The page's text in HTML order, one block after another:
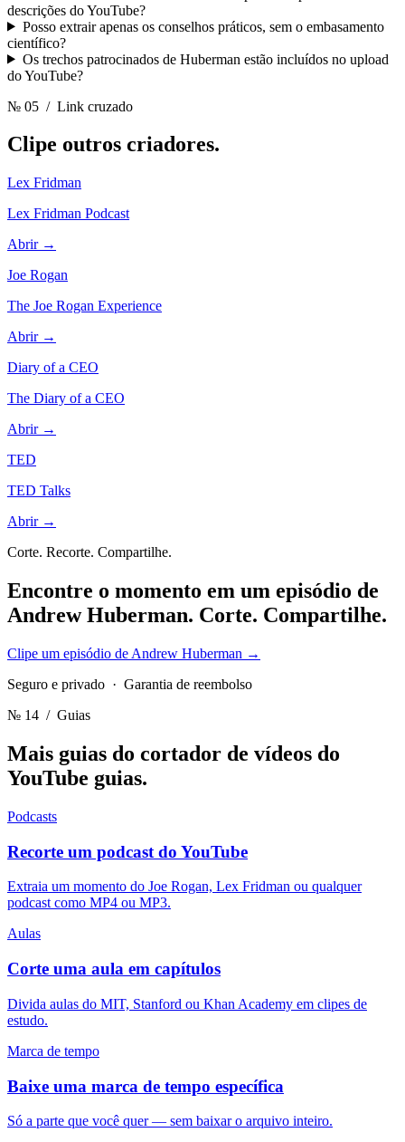
descrições do YouTube?
Posso extrair apenas os conselhos práticos, sem o embasamento
científico?
Os trechos patrocinados de Huberman estão incluídos no upload
do YouTube?
№ 05 / Link cruzado
Clipe outros criadores.
Lex Fridman
Lex Fridman Podcast
Abrir →
Joe Rogan
The Joe Rogan Experience
Abrir →
Diary of a CEO
The Diary of a CEO
Abrir →
TED
TED Talks
Abrir →
Corte. Recorte. Compartilhe.
Encontre o momento em um episódio de
Andrew Huberman. Corte. Compartilhe.
Clipe um episódio de Andrew Huberman →
Seguro e privado · Garantia de reembolso
№ 14 / Guias
Mais guias do cortador de vídeos do
YouTube guias.
Podcasts
Recorte um podcast do YouTube
Extraia um momento do Joe Rogan, Lex Fridman ou qualquer
podcast como MP4 ou MP3.
Aulas
Corte uma aula em capítulos
Divida aulas do MIT, Stanford ou Khan Academy em clipes de
estudo.
Marca de tempo
Baixe uma marca de tempo específica
Só a parte que você quer — sem baixar o arquivo inteiro.